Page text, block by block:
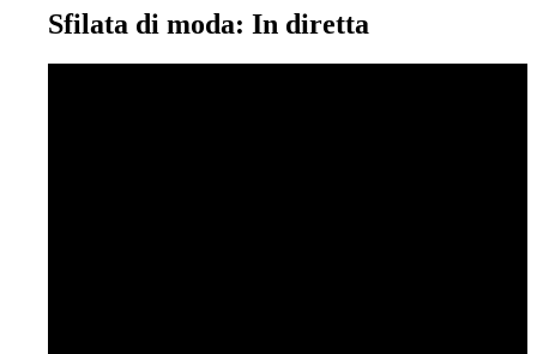
Sfilata di moda: In diretta